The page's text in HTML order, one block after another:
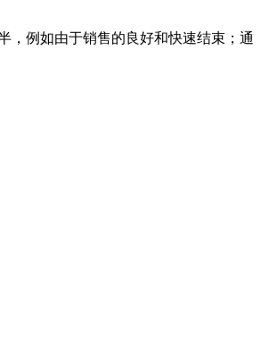
，例如由于销售的良好和快速结束；通